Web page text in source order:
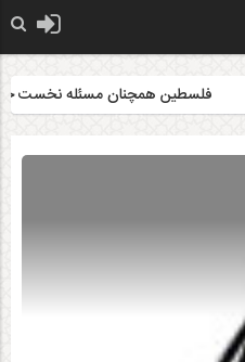
فلسطین همچنان مسئله نخست جهان